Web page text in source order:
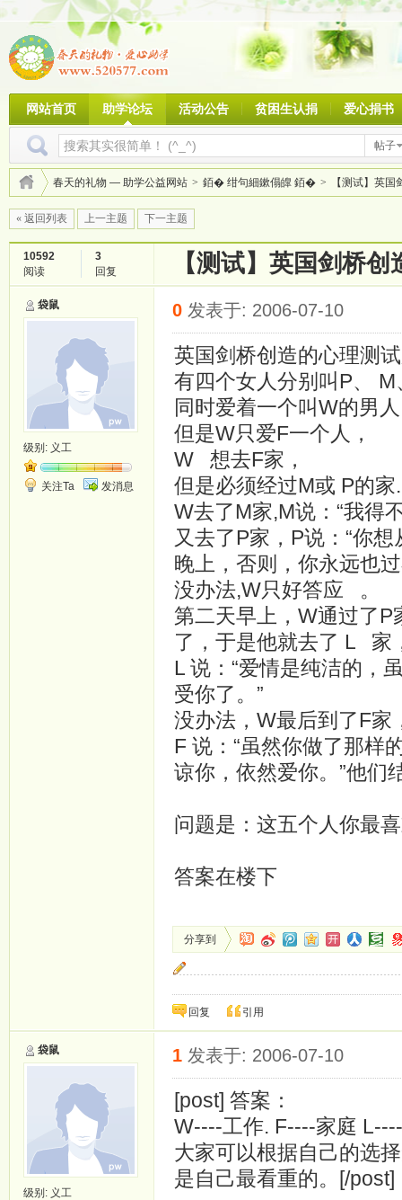
网站首页 助学论坛 活动公告 贫困生认捐 爱心捐书
帖子
春天的礼物 — 助学公益网站 > 銆� 绀句細鏉傝皥 銆� > 【测试】英
« 返回列表 上一主题 下一主题
10592
阅读
3
回复
【测试】英国剑桥
袋鼠
级别: 义工
关注Ta 发消息
0 发表于: 2006-07-10
英国剑桥创造的心理测
有四个女人分别叫P、
同时爱着一个叫W的男
但是W只爱F一个人，
W 想去F家，
但是必须经过M或 P的
W去了M家,M说：“我
又去了P家，P说：“你
晚上，否则，你永远也
没办法,W只好答应 。
第二天早上，W通过了
了，于是他就去了 L 家
L 说：“爱情是纯洁的，
受你了。”
没办法，W最后到了F家
F 说：“虽然你做了那样
谅你，依然爱你。”他们
问题是：这五个人你最
答案在楼下
分享到
我相信人与人之间是相互救赎的，没有人可以独
回复
引用
袋鼠
级别: 义工
1 发表于: 2006-07-10
[post] 答案：
W----工作. F----家庭
大家可以根据自己的选
是自己最看重的。[/post]